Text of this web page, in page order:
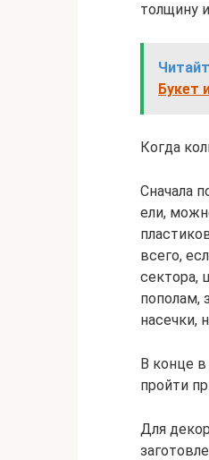
толщину
Букет
Когда
Сначала
ели,
всего,
сектора,
пополам,
насечки,
В конце
пройти
Для